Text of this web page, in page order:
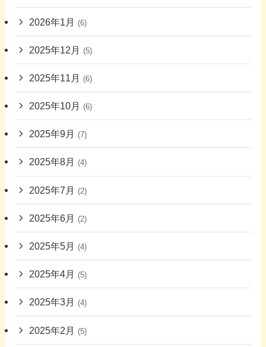
2026年1月 (6)
2025年12月 (5)
2025年11月 (6)
2025年10月 (6)
2025年9月 (7)
2025年8月 (4)
2025年7月 (2)
2025年6月 (2)
2025年5月 (4)
2025年4月 (5)
2025年3月 (4)
2025年2月 (5)